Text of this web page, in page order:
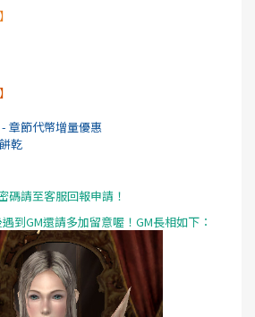
章節代幣增量優惠
乾
碼請至客服回報申請！
到GM還請多加留意喔！GM長相如下：